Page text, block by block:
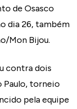
de Osasco
dia 26, também
Mon Bijou.
contra dois
Paulo, torneio
pela equipe